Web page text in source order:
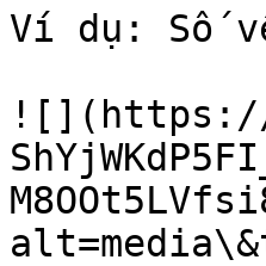
Ví dụ: Số
![](https://